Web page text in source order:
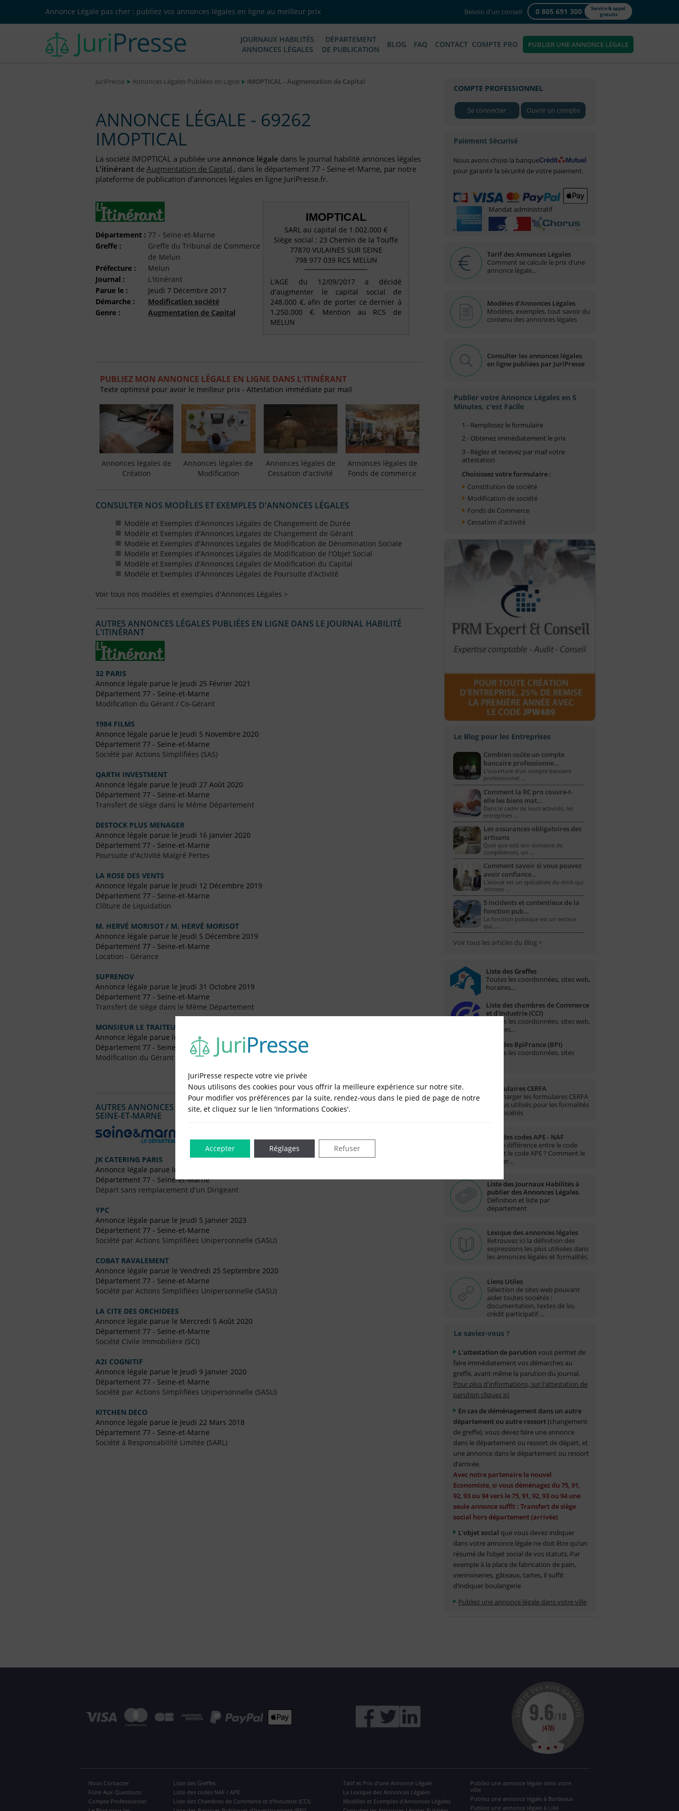
Annonce Légale pas cher : publiez vos annonces légales en ligne au meilleur prix Besoin d'un conseil 0 805 691 300
Service & appel
gratuits
JOURNAUX HABILITÉS
ANNONCES LÉGALES
DÉPARTEMENT
DE PUBLICATION
BLOG FAQ CONTACT COMPTE PRO PUBLIER UNE ANNONCE LÉGALE
JuriPresse Annonces Légales Publiées en Ligne IMOPTICAL - Augmentation de Capital
ANNONCE LÉGALE - 69262
IMOPTICAL
La société IMOPTICAL a publiée une annonce légale dans le journal habilité annonces légales
L'itinérant deAugmentation de Capital, dans le département 77 - Seine-et-Marne, par notre
plateforme de publication d'annonces légales en ligne JuriPresse.fr.
Département : 77 - Seine-et-Marne
Greffe :
Greffe du Tribunal de Commerce
de Melun
Préfecture :
Melun
Journal :
L'itinérant
Parue le :
Jeudi 7 Décembre 2017
Démarche :
Modification société
Genre :
Augmentation de Capital
IMOPTICAL
SARL au capital de 1.002.000 €
Siège social : 23 Chemin de la Touffe
77870 VULAINES SUR SEINE
798 977 039 RCS MELUN
L’AGE du 12/09/2017 a décidé
d'augmenter le capital social de
248.000 €, afin de porter ce dernier à
1.250.000 €. Mention au RCS de
MELUN
PUBLIEZ MON ANNONCE LÉGALE EN LIGNE DANS L'ITINÉRANT
Texte optimisé pour avoir le meilleur prix - Attestation immédiate par mail
Annonces légales de
Création
Annonces légales de
Modification
Annonces légales de
Cessation d'activité
Annonces légales de
Fonds de commerce
CONSULTER NOS MODÈLES ET EXEMPLES D'ANNONCES LÉGALES
Modèle et Exemples d'Annonces Légales de Changement de Durée
Modèle et Exemples d'Annonces Légales de Changement de Gérant
Modèle et Exemples d'Annonces Légales de Modification de Dénomination Sociale
Modèle et Exemples d'Annonces Légales de Modification de l'Objet Social
Modèle et Exemples d'Annonces Légales de Modification du Capital
Modèle et Exemples d'Annonces Légales de Poursuite d’Activité
Voir tous nos modèles et exemples d'Annonces Légales >
AUTRES ANNONCES LÉGALES PUBLIÉES EN LIGNE DANS LE JOURNAL HABILITÉ
L'ITINÉRANT
32 PARIS
Annonce légale parue le Jeudi 25 Février 2021
Département 77 - Seine-et-Marne
Modification du Gérant / Co-Gérant
1984 FILMS
Annonce légale parue le Jeudi 5 Novembre 2020
Département 77 - Seine-et-Marne
Société par Actions Simplifiées (SAS)
QARTH INVESTMENT
Annonce légale parue le Jeudi 27 Août 2020
Département 77 - Seine-et-Marne
Transfert de siège dans le Même Département
DESTOCK PLUS MENAGER
Annonce légale parue le Jeudi 16 Janvier 2020
Département 77 - Seine-et-Marne
Poursuite d'Activité Malgré Pertes
LA ROSE DES VENTS
Annonce légale parue le Jeudi 12 Décembre 2019
Département 77 - Seine-et-Marne
Clôture de Liquidation
M. HERVÉ MORISOT / M. HERVÉ MORISOT
Annonce légale parue le Jeudi 5 Décembre 2019
Département 77 - Seine-et-Marne
Location - Gérance
SUPRENOV
Annonce légale parue le Jeudi 31 Octobre 2019
Département 77 - Seine-et-Marne
Transfert de siège dans le Même Département
MONSIEUR LE TRAITEUR
Annonce légale parue le Jeudi 1 Novembre 2018
Département 77 - Seine-et-Marne
Modification du Gérant / Co-Gérant
AUTRES ANNONCES LÉGALES PUBLIÉES EN LIGNE DANS LE DÉPARTEMENT DU 77 -
SEINE-ET-MARNE
JK CATERING PARIS
Annonce légale parue le Jeudi 23 Mars 2023
Département 77 - Seine-et-Marne
Départ sans remplacement d'un Dirigeant
YPC
Annonce légale parue le Jeudi 5 Janvier 2023
Département 77 - Seine-et-Marne
Société par Actions Simplifiées Unipersonnelle (SASU)
COBAT RAVALEMENT
Annonce légale parue le Vendredi 25 Septembre 2020
Département 77 - Seine-et-Marne
Société par Actions Simplifiées Unipersonnelle (SASU)
LA CITE DES ORCHIDEES
Annonce légale parue le Mercredi 5 Août 2020
Département 77 - Seine-et-Marne
Société Civile Immobilière (SCI)
A2I COGNITIF
Annonce légale parue le Jeudi 9 Janvier 2020
Département 77 - Seine-et-Marne
Société par Actions Simplifiées Unipersonnelle (SASU)
KITCHEN DECO
Annonce légale parue le Jeudi 22 Mars 2018
Département 77 - Seine-et-Marne
Société à Responsabilité Limitée (SARL)
COMPTE PROFESSIONNEL
Se connecter Ouvrir un compte
Paiement Sécurisé
Nous avons choisi la banque
pour garantir la sécurité de votre paiement.
Mandat administratif
Tarif des Annonces Légales
Comment se calcule le prix d’une
annonce légale...
Modèles d'Annonces Légales
Modèles, exemples, tout savoir du
contenu des annonces légales
Consulter les annonces légales
en ligne publiées par JuriPresse
Publier votre Annonce Légales en 5
Minutes, c'est Facile
1 - Remplissez le formulaire
2 - Obtenez immédiatement le prix
3 - Réglez et recevez par mail votre
attestation
Choisissez votre formulaire :
Constitution de société
Modification de société
Fonds de Commerce
Cessation d'activité
Le Blog pour les Entreprises
Combien coûte un compte
bancaire professionne…
L’ouverture d’un compte bancaire
professionnel …
Comment la RC pro couvre-t-
elle les biens mat…
Dans le cadre de leurs activités, les
entreprises …
Les assurances obligatoires des
artisans
Quel que soit son domaine de
compétences, un …
Comment savoir si vous pouvez
avoir confiance…
L'avocat est un spécialiste du droit qui
informe …
5 incidents et contentieux de la
fonction pub…
La fonction publique est un secteur
qui, …
Voir tous les articles du Blog >
Liste des Greffes
Toutes les coordonnées, sites web,
horaires...
Liste des chambres de Commerce
et d'Industrie (CCI)
Toutes les coordonnées, sites web,
horaires...
Liste des BpiFrance (BPI)
Toutes les coordonnées, sites
Formulaires CERFA
Télécharger les formulaires CERFA
les plus utilisés pour les formalités
des sociétés
Liste des codes APE - NAF
Quelle différence entre le code
NAF et le code APE ? Comment le
trouver…
Liste des Journaux Habilités à
publier des Annonces Légales.
Définition et liste par
département
Lexique des annonces légales
Retrouvez ici la définition des
expressions les plus utilisées dans
les annonces légales et formalités.
Liens Utiles
Sélection de sites web pouvant
aider toutes sociétés :
documentation, textes de loi,
crédit participatif ...
Le saviez-vous ?
L'attestation de parution vous permet de
faire immédiatement vos démarches au
greffe, avant même la parution du journal.
Pour plus d'informations, sur l'attestation de
parution cliquez ici
En cas de déménagement dans un autre
département ou autre ressort(changement
de greffe), vous devez faire une annonce
dans le département ou ressort de départ, et
une annonce dans le département ou ressort
d’arrivée.
Avec notre partenaire le nouvel
Economiste, si vous déménagez du 75, 91,
92, 93 ou 94 vers le 75, 91, 92, 93 ou 94 une
seule annonce suffit : Transfert de siège
social hors département (arrivée)
L’objet social que vous devez indiquer
dans votre annonce légale ne doit être qu’un
résumé de l’objet social de vos statuts. Par
exemple à la place de fabrication de pain,
viennoiseries, gâteaux, tartes, il suffit
d’indiquer boulangerie
Publiez une annonce légale dans votre ville
Nous Contacter
Foire Aux Questions
Compte Professionnel
Liste des Greffes
Liste des codes NAF / APE
Liste des Chambres de Commerce et d'Industrie (CCI)
Tarif et Prix d'une Annonce Légale
Le Lexique des Annonces Légales
Modèles et Exemples d'Annonces Légales
Publiez une annonce légale dans votre
ville
Publiez une annonce légale à Bordeaux
Publiez une annonce légale à Lille
JuriPresse respecte votre vie privée
Nous utilisons des cookies pour vous offrir la meilleure expérience sur notre site.
Pour modifier vos préférences par la suite, rendez-vous dans le pied de page de notre
site, et cliquez sur le lien 'Informations Cookies'.
Accepter Refuser
Réglages